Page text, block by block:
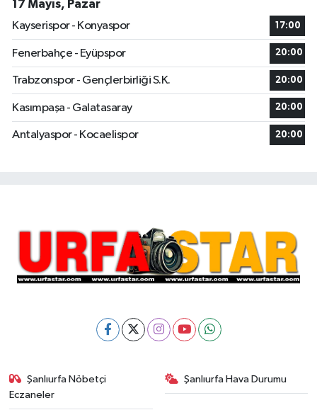
17 Mayıs, Pazar
Kayserispor - Konyaspor
17:00
Fenerbahçe - Eyüpspor 20:00
Trabzonspor - Gençlerbirliği S.K. 20:00
Kasımpaşa - Galatasaray 20:00
Antalyaspor - Kocaelispor 20:00
Şanlıurfa Nöbetçi
Eczaneler
Şanlıurfa Hava Durumu